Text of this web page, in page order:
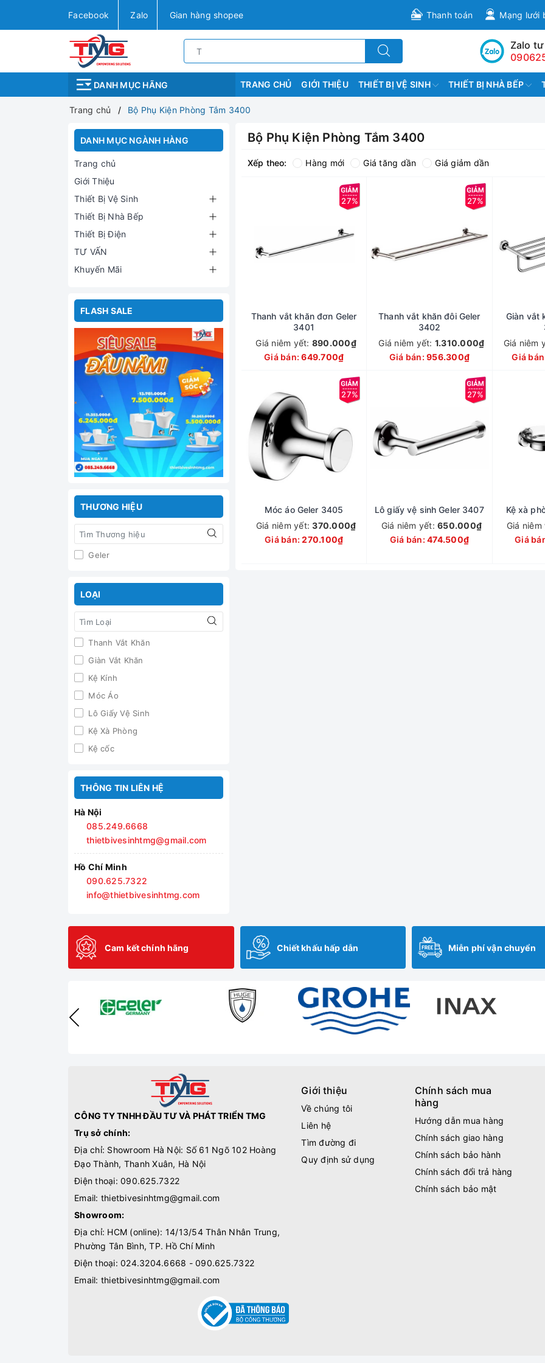
Facebook Zalo Gian hàng shopee Thanh toán Mạng lưới
Zalo
DANH MỤC HÃNG TRANG CHỦ GIỚI THIỆU THIẾT BỊ VỆ SINH THIẾT BỊ NHÀ BẾP
Trang chủ Bộ Phụ Kiện Phòng Tắm 3400
DANH MỤC NGÀNH HÀNG
Trang chủ
Giới Thiệu
Thiết Bị Vệ Sinh
Thiết Bị Nhà Bếp
Thiết Bị Điện
TƯ VẤN
Khuyến Mãi
FLASH SALE
THƯƠNG HIỆU
Geler
LOẠI
Thanh Vắt Khăn
Giàn Vắt Khăn
Kệ Kính
Móc Áo
Lô Giấy Vệ Sinh
Kệ Xà Phòng
Kệ cốc
THÔNG TIN LIÊN HỆ
Hà Nội
085.249.6668
thietbivesinhtmg@gmail.com
Hồ Chí Minh
090.625.7322
info@thietbivesinhtmg.com
Bộ Phụ Kiện Phòng Tắm 3400
Xếp theo: Hàng mới Giá tăng dần Giá giảm dần
27%
Thanh vắt khăn đơn Geler
3401
Giá niêm yết: 890.000₫
Giá bán:649.700₫
27%
Thanh vắt khăn đôi Geler
3402
Giá niêm yết: 1.310.000₫
Giá bán: 956.300₫
Giàn vắt
Giá niêm
Giá
27%
Móc áo Geler 3405
Giá niêm yết:370.000₫
Giá bán:270.100₫
27%
Lô giấy vệ sinh Geler 3407
Giá niêm yết:650.000₫
Giá bán: 474.500₫
Kệ xà
Giá niêm
Giá
Cam kết chính hãng Chiết khấu hấp dẫn Miễn phí vận chuyển
CÔNG TY TNHH ĐẦU TƯ VÀ PHÁT TRIỂN TMG
Trụ sở chính:
Địa chỉ: Showroom Hà Nội: Số 61 Ngõ 102 Hoàng
Đạo Thành, Thanh Xuân, Hà Nội
Điện thoại: 090.625.7322
Email: thietbivesinhtmg@gmail.com
Showroom:
Địa chỉ: HCM (online): 14/13/54 Thân Nhân Trung,
Phường Tân Bình, TP. Hồ Chí Minh
Điện thoại: 024.3204.6668 - 090.625.7322
Email: thietbivesinhtmg@gmail.com
Giới thiệu
Về chúng tôi
Liên hệ
Tìm đường đi
Quy định sử dụng
Chính sách mua
hàng
Hướng dẫn mua hàng
Chính sách giao hàng
Chính sách bảo hành
Chính sách đổi trả hàng
Chính sách bảo mật